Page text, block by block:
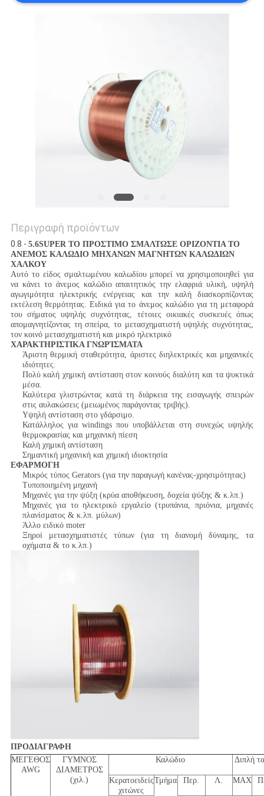
Περιγραφή προϊόντων
0.8 - 5.6SUPER ΤΟ ΠΡΟΣΤΙΜΟ ΣΜΑΛΤΩΣΕ ΟΡΙΖΟΝΤΙΑ ΤΟ
ΑΝΕΜΟΣ ΚΑΛΩΔΙΟ ΜΗΧΑΝΩΝ ΜΑΓΝΗΤΩΝ ΚΑΛΩΔΙΩΝ
ΧΑΛΚΟΥ
Αυτό το είδος σμαλτωμένου καλωδίου μπορεί να χρησιμοποιηθεί για
να κάνει το άνεμος καλώδιο απαιτητικός την ελαφριά υλική, υψηλή
αγωγιμότητα ηλεκτρικής ενέργειας και την καλή διασκορπίζοντας
εκτέλεση θερμότητας. Ειδικά για το άνεμος καλώδιο για τη μεταφορά
του σήματος υψηλής συχνότητας, τέτοιες οικιακές συσκευές όπως
απομαγνητίζοντας τη σπείρα, το μετασχηματιστή υψηλής συχνότητας,
τον κοινό μετασχηματιστή και μικρό ηλεκτρικό
ΧΑΡΑΚΤΗΡΙΣΤΙΚΑ ΓΝΩΡΊΣΜΑΤΑ
Άριστη θερμική σταθερότητα, άριστες διηλεκτρικές και μηχανικές
ιδιότητες.
Πολύ καλή χημική αντίσταση στον κοινούς διαλύτη και τα ψυκτικά
μέσα.
Καλύτερα γλιστρώντας κατά τη διάρκεια της εισαγωγής σπειρών
στις αυλακώσεις (μειωμένος παράγοντας τριβής).
Υψηλή αντίσταση στο γδάρσιμο.
Κατάλληλος για windings που υποβάλλεται στη συνεχώς υψηλής
θερμοκρασίας και μηχανική πίεση
Καλή χημική αντίσταση
Σημαντική μηχανική και χημική ιδιοκτησία
ΕΦΑΡΜΟΓΗ
Μικρός τύπος Gerators (για την παραγωγή κανένας-χρησιμότητας)
Τυποποιημένη μηχανή
Μηχανές για την ψύξη (κρύα αποθήκευση, δοχεία ψύξης & κ.λπ.)
Μηχανές για το ηλεκτρικό εργαλείο (τρυπάνια, πριόνια, μηχανές
πλανίσματος & κ.λπ. μύλων)
Άλλο ειδικό moter
Ξηροί μετασχηματιστές τύπων (για τη διανομή δύναμης, τα
οχήματα & το κ.λπ.)
ΠΡΟΔΙΑΓΡΑΦΗ
ΜΕΓΕΘΟΣ
AWG
ΓΥΜΝΟΣ
ΔΙΑΜΕΤΡΟΣ
(χιλ.)
Καλώδιο Διπλή
Κερατοειδείς
χιτώνες
Τμήμα Περ. Λ. MAX